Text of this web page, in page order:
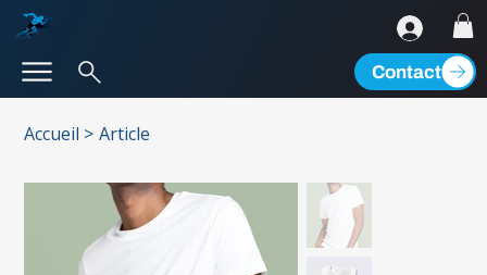
Contact
Accueil > Article